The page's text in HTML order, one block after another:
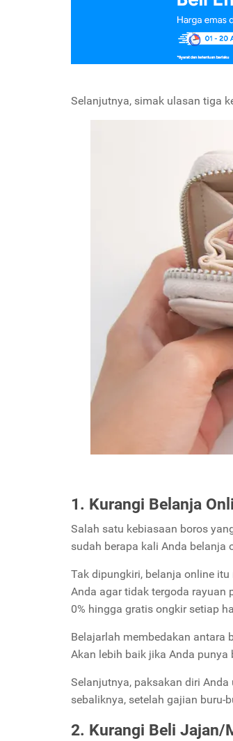
Selanjutnya, simak ulasan tiga
1. Kurangi Belanja
Salah satu kebiasaan boros
sudah berapa kali Anda belanja
Tak dipungkiri, belanja online
Anda agar tidak tergoda rayuan
0% hingga gratis ongkir setiap
Belajarlah membedakan antara
Akan lebih baik jika Anda
Selanjutnya, paksakan diri
sebaliknya, setelah gajian buru-
2. Kurangi Beli Jajan/